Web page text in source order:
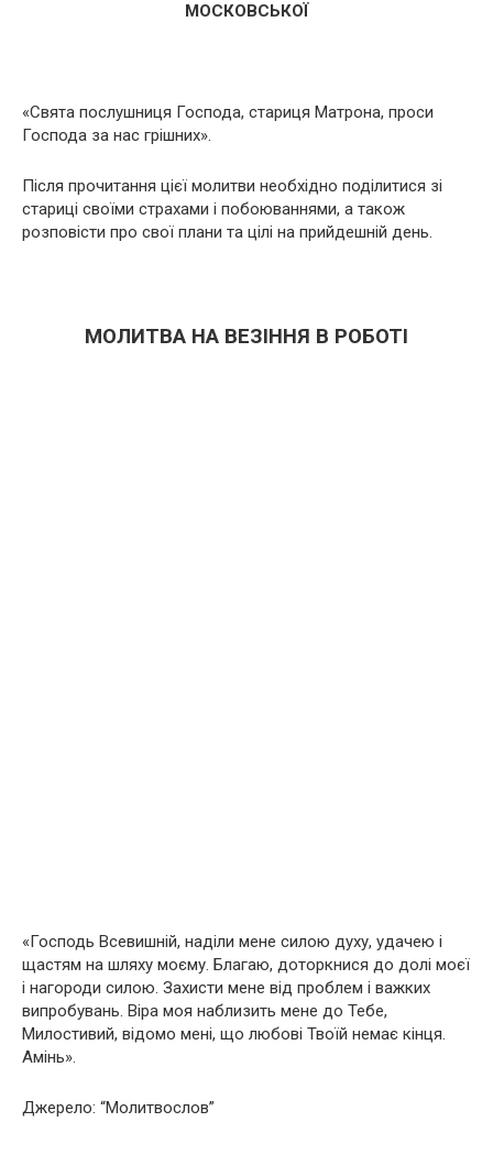
МОСКОВСЬКОЇ
«Свята послушниця Господа, стариця Матрона, проси
Господа за нас грішних».
Після прочитання цієї молитви необхідно поділитися зі
стариці своїми страхами і побоюваннями, а також
розповісти про свої плани та цілі на прийдешній день.
МОЛИТВА НА ВЕЗІННЯ В РОБОТІ
«Господь Всевишній, наділи мене силою духу, удачею і
щастям на шляху моєму. Благаю, доторкнися до долі моєї
і нагороди силою. Захисти мене від проблем і важких
випробувань. Віра моя наблизить мене до Тебе,
Милостивий, відомо мені, що любові Твоїй немає кінця.
Амінь».
Джерело: “Молитвослов”